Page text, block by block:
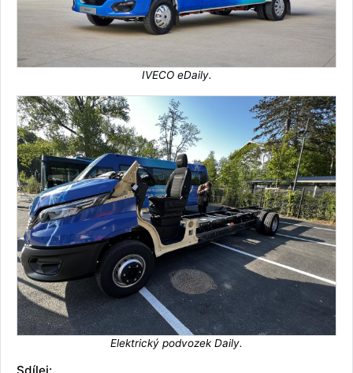
IVECO eDaily.
Elektrický podvozek Daily.
Sdílej: